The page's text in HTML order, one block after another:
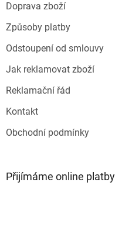
Doprava zboží
Způsoby platby
Odstoupení od smlouvy
Jak reklamovat zboží
Reklamační řád
Kontakt
Obchodní podmínky
Přijímáme online platby